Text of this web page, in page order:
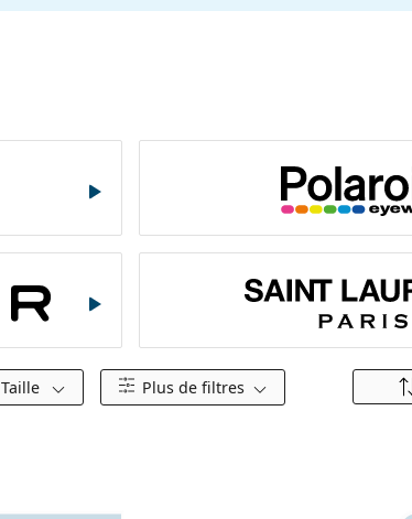
Taille Plus de filtres